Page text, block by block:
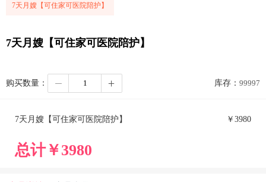
7天月嫂【可住家可医院陪护】
7天月嫂【可住家可医院陪护】
购买数量： 库存： 99997
7天月嫂【可住家可医院陪护】 ￥ 3980
总计￥3980